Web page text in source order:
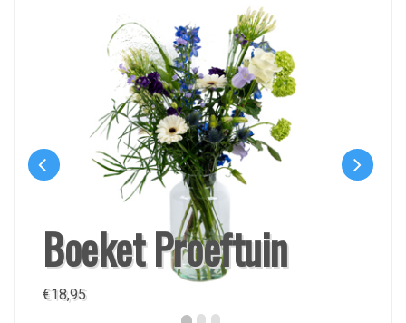
Boeket Proeftuin
€18,95